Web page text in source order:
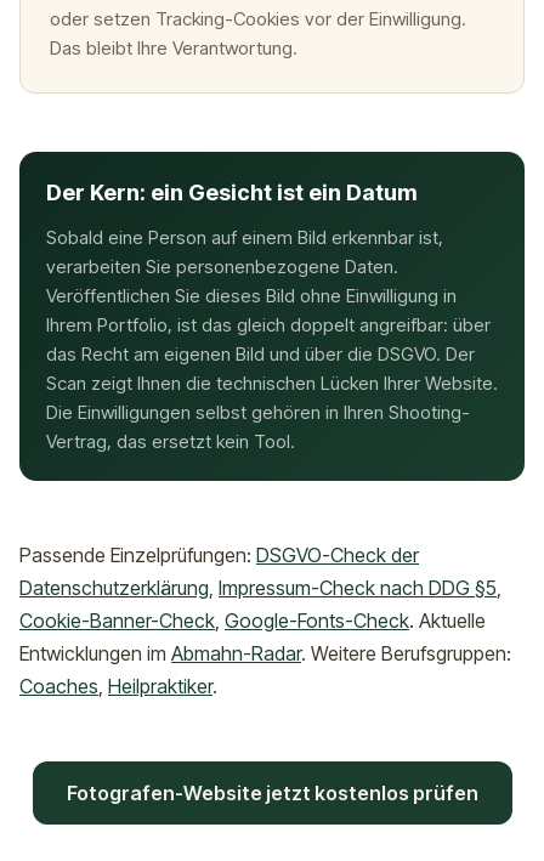
oder setzen Tracking-Cookies vor der Einwilligung.
Das bleibt Ihre Verantwortung.
Der Kern: ein Gesicht ist ein Datum
Sobald eine Person auf einem Bild erkennbar ist,
verarbeiten Sie personenbezogene Daten.
Veröffentlichen Sie dieses Bild ohne Einwilligung in
Ihrem Portfolio, ist das gleich doppelt angreifbar: über
das Recht am eigenen Bild und über die DSGVO. Der
Scan zeigt Ihnen die technischen Lücken Ihrer Website.
Die Einwilligungen selbst gehören in Ihren Shooting-
Vertrag, das ersetzt kein Tool.
Passende Einzelprüfungen: DSGVO-Check der
Datenschutzerklärung, Impressum-Check nach DDG §5,
Cookie-Banner-Check, Google-Fonts-Check. Aktuelle
Entwicklungen im Abmahn-Radar. Weitere Berufsgruppen:
Coaches, Heilpraktiker.
Fotografen-Website jetzt kostenlos prüfen